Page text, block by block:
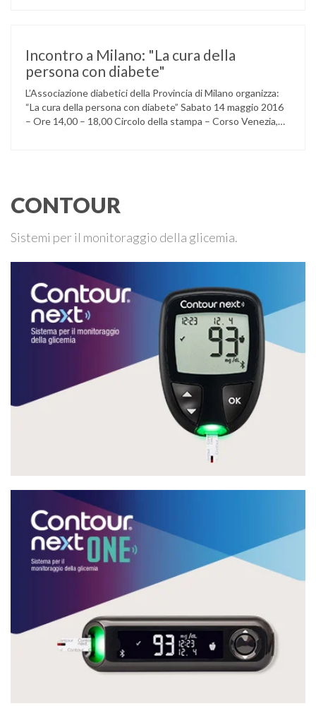
Incontro a Milano: "La cura della
persona con diabete"
L’Associazione diabetici della Provincia di Milano organizza:
“La cura della persona con diabete” Sabato 14 maggio 2016
– Ore 14,00 – 18,00 Circolo della stampa – Corso Venezia,
CONTOUR
Sistemi per il monitoraggio della glicemia.